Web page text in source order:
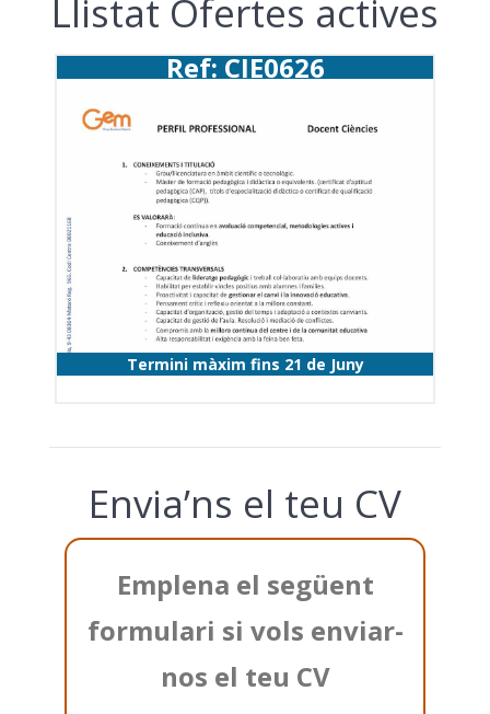
Llistat Ofertes actives
Ref: CIE0626
Termini màxim fins 21 de Juny
Envia’ns el teu CV
Emplena el següent
formulari si vols enviar-
nos el teu CV